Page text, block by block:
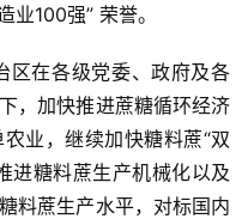
100强” 荣誉。
区在各级党委、政府及各
，加快推进蔗糖循环经济
业，继续加快糖料蔗“双
进糖料蔗生产机械化以及
料蔗生产水平，对标国内